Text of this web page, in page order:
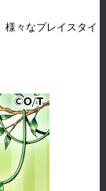
々なプレイスタイ